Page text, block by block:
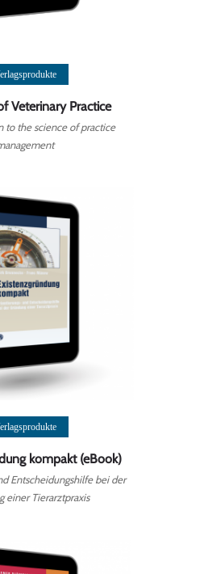
Veterinary Practice
to the science of practice
kompakt (eBook)
Entscheidungshilfe bei der
einer Tierarztpraxis